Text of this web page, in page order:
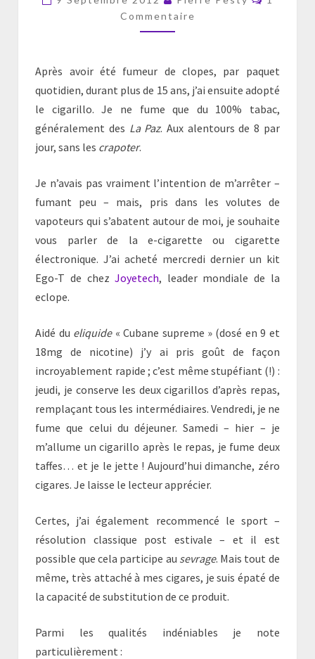
!
Commentaire
Après avoir été fumeur de clopes, par paquet
quotidien, durant plus de 15 ans, j’ai ensuite adopté
le cigarillo. Je ne fume que du 100% tabac,
généralement des La Paz. Aux alentours de 8 par
jour, sans les crapoter.
Je n’avais pas vraiment l’intention de m’arrêter –
fumant peu – mais, pris dans les volutes de
vapoteurs qui s’abatent autour de moi, je souhaite
vous parler de la e-cigarette ou cigarette
électronique. J’ai acheté mercredi dernier un kit
Ego-T de chezJoyetech, leader mondiale de la
eclope.
Aidé du eliquide « Cubane supreme » (dosé en 9 et
18mg de nicotine) j’y ai pris goût de façon
incroyablement rapide ; c’est même stupéfiant (!) :
jeudi, je conserve les deux cigarillos d’après repas,
remplaçant tous les intermédiaires. Vendredi, je ne
fume que celui du déjeuner. Samedi – hier – je
m’allume un cigarillo après le repas, je fume deux
taffes… et je le jette ! Aujourd’hui dimanche, zéro
cigares. Je laisse le lecteur apprécier.
Certes, j’ai également recommencé le sport –
résolution classique post estivale – et il est
possible que cela participe au sevrage. Mais tout de
même, très attaché à mes cigares, je suis épaté de
la capacité de substitution de ce produit.
Parmi les qualités indéniables je note
particulièrement :